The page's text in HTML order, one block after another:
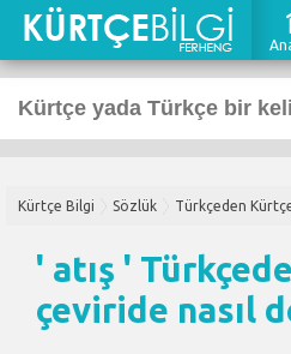
Kürtçe Bilgi Sözlük Türkçeden
' atış '
çeviride nasıl